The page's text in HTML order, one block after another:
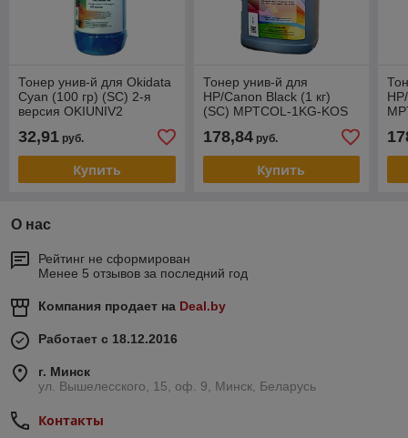
Тонер унив-й для Okidata
Cyan (100 гр) (SC) 2-я
версия OKIUNIV2
32,91 руб.
Купить
Тонер унив-й для
HP/Canon Black (1 кг)
(SC) MPTCOL-1KG-KOS
178,84руб.
Купить
О нас
Рейтинг не сформирован
Менее 5 отзывов за последний год
Компания продает на Deal.by
Работает с 18.12.2016
г. Минск
ул. Вышелесского, 15, оф. 9, Минск, Беларусь
Контакты